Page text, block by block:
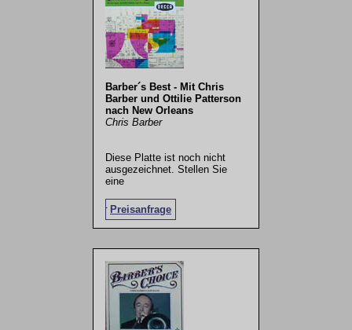
Barber´s Best - Mit Chris
Barber und Ottilie Patterson
nach New Orleans
Chris Barber
Diese Platte ist noch nicht
ausgezeichnet. Stellen Sie
eine
Preisanfrage